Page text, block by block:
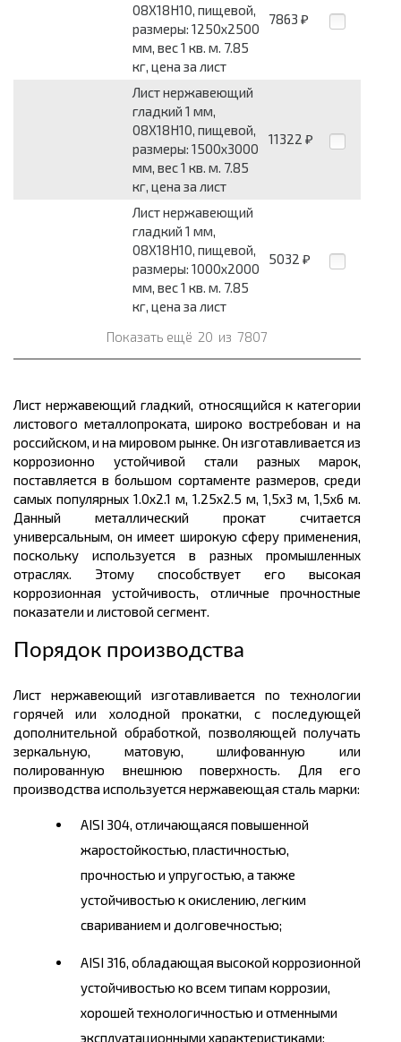
08Х18Н10, пищевой,
размеры: 1250x2500
мм, вес 1 кв. м. 7.85
кг, цена за лист
7863 ₽
Лист нержавеющий
гладкий 1 мм,
08Х18Н10, пищевой,
размеры: 1500x3000
мм, вес 1 кв. м. 7.85
кг, цена за лист
11322 ₽
Лист нержавеющий
гладкий 1 мм,
08Х18Н10, пищевой,
размеры: 1000x2000
мм, вес 1 кв. м. 7.85
кг, цена за лист
5032 ₽
Показать ещё 20 из 7807
Лист нержавеющий гладкий, относящийся к категории
листового металлопроката, широко востребован и на
российском, и на мировом рынке. Он изготавливается из
коррозионно устойчивой стали разных марок,
поставляется в большом сортаменте размеров, среди
самых популярных 1.0х2.1 м, 1.25х2.5 м, 1,5х3 м, 1,5х6 м.
Данный металлический прокат считается
универсальным, он имеет широкую сферу применения,
поскольку используется в разных промышленных
отраслях. Этому способствует его высокая
коррозионная устойчивость, отличные прочностные
показатели и листовой сегмент.
Порядок производства
Лист нержавеющий изготавливается по технологии
горячей или холодной прокатки, с последующей
дополнительной обработкой, позволяющей получать
зеркальную, матовую, шлифованную или
полированную внешнюю поверхность. Для его
производства используется нержавеющая сталь марки:
AISI 304, отличающаяся повышенной
жаростойкостью, пластичностью,
прочностью и упругостью, а также
устойчивостью к окислению, легким
свариванием и долговечностью;
AISI 316, обладающая высокой коррозионной
устойчивостью ко всем типам коррозии,
хорошей технологичностью и отменными
эксплуатационными характеристиками;